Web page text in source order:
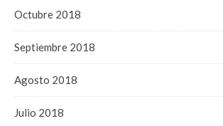
Octubre 2018
Septiembre 2018
Agosto 2018
Julio 2018